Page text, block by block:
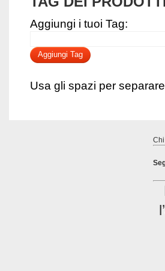
Aggiungi i tuoi Tag:
Aggiungi Tag
Usa gli spazi per